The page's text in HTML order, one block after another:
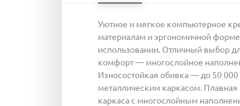
Уютное и мягкое компьютерное
материалам и эргономичной
использовании. Отличный выбор
комфорт — многослойное
Износостойкая обивка — до 50
металлическим каркасом.
каркаса с многослойным